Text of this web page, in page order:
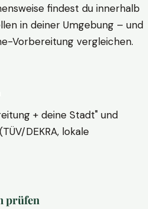
findest du innerhalb
in deiner Umgebung – und
Vorbereitung vergleichen.
+ deine Stadt" und
DEKRA, lokale
prüfen